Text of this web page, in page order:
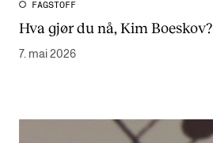
FAGSTOFF
Hva gjør du nå, Kim Boeskov?
7. mai 2026